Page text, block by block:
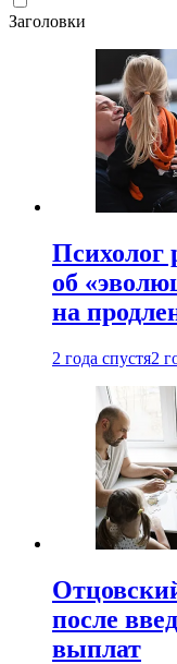
Заголовки
Психолог
об
на
2 года спустя2
после
выплат